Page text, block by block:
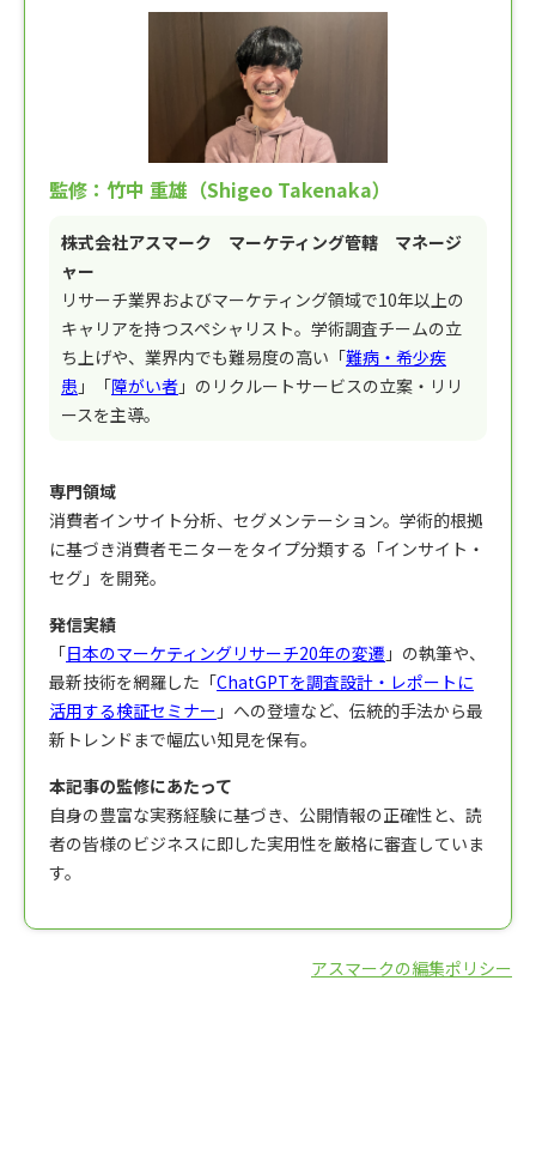
監修：竹中 重雄（Shigeo Takenaka）
株式会社アスマーク マーケティング管轄 マネージ
ャー
リサーチ業界およびマーケティング領域で10年以上の
キャリアを持つスペシャリスト。学術調査チームの立
ち上げや、業界内でも難易度の高い「難病・希少疾
患 」「障がい者 」のリクルートサービスの立案・リリ
ースを主導。
専門領域
消費者インサイト分析、セグメンテーション。学術的根拠
に基づき消費者モニターをタイプ分類する「インサイト・
セグ」を開発。
発信実績
「日本のマーケティングリサーチ20年の変遷 」の執筆や、
最新技術を網羅した「ChatGPTを調査設計・レポートに
活用する検証セミナー 」への登壇など、伝統的手法から最
新トレンドまで幅広い知見を保有。
本記事の監修にあたって
自身の豊富な実務経験に基づき、公開情報の正確性と、読
者の皆様のビジネスに即した実用性を厳格に審査していま
す。
アスマークの編集ポリシー